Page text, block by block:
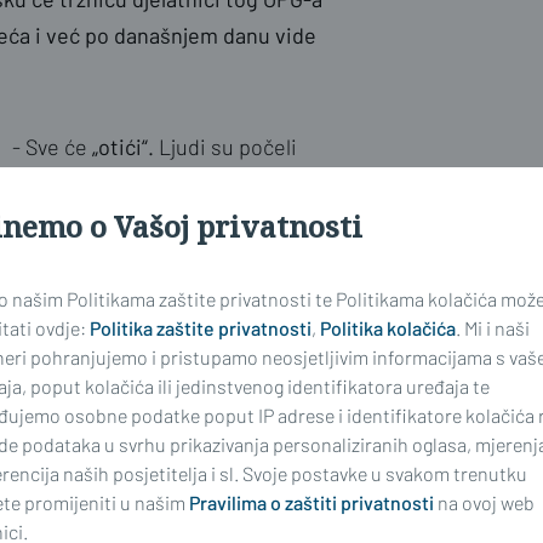
i već po današnjem danu vide
- Sve će„otići“. Ljudi su počeli
prošle godine uoči Svih svetih.
lijepo vrijeme te želja da se
grobovi urede prije samih
blagdana. Prodajemo i 'kod kuće' i
na pijaci. Mi smo cijene ostavili
iste, nismo ih dizali i mislim da su
i raznovrsna. Kupci se na
pa se isplati više no
o Vašoj privatnosti
našim Politikama zaštite privatnosti te Politikama kolačića
ovdje: Politika zaštite privatnosti, Politika kolačića . Mi i naši
pohranjujemo i pristupamo neosjetljivim informacijama s
poput kolačića ili jedinstvenog identifikatora uređaja te
osobne podatke poput IP adrese i identifikatore kolačića
podataka u svrhu prikazivanja personaliziranih oglasa,
naših posjetitelja i sl. Svoje postavke u svakom trenutku
promijeniti u našim Pravilima o zaštiti privatnosti na ovoj web